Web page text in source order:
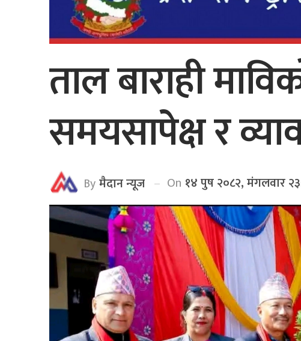
ताल बाराही
समयसापेक्ष र
Byमैदान न्यूज On १४ पुष २०८२, मंगलवार